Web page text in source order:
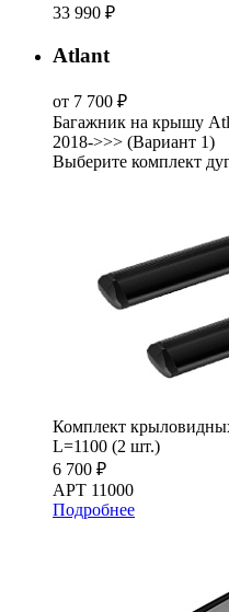
33 990 ₽
Atlant
от 7 700 ₽
Багажник на крышу
2018->>> (Вариант 1)
Выберите комплект
Комплект
L=1100 (2 шт.)
6 700 ₽
АРТ 11000
Подробнее